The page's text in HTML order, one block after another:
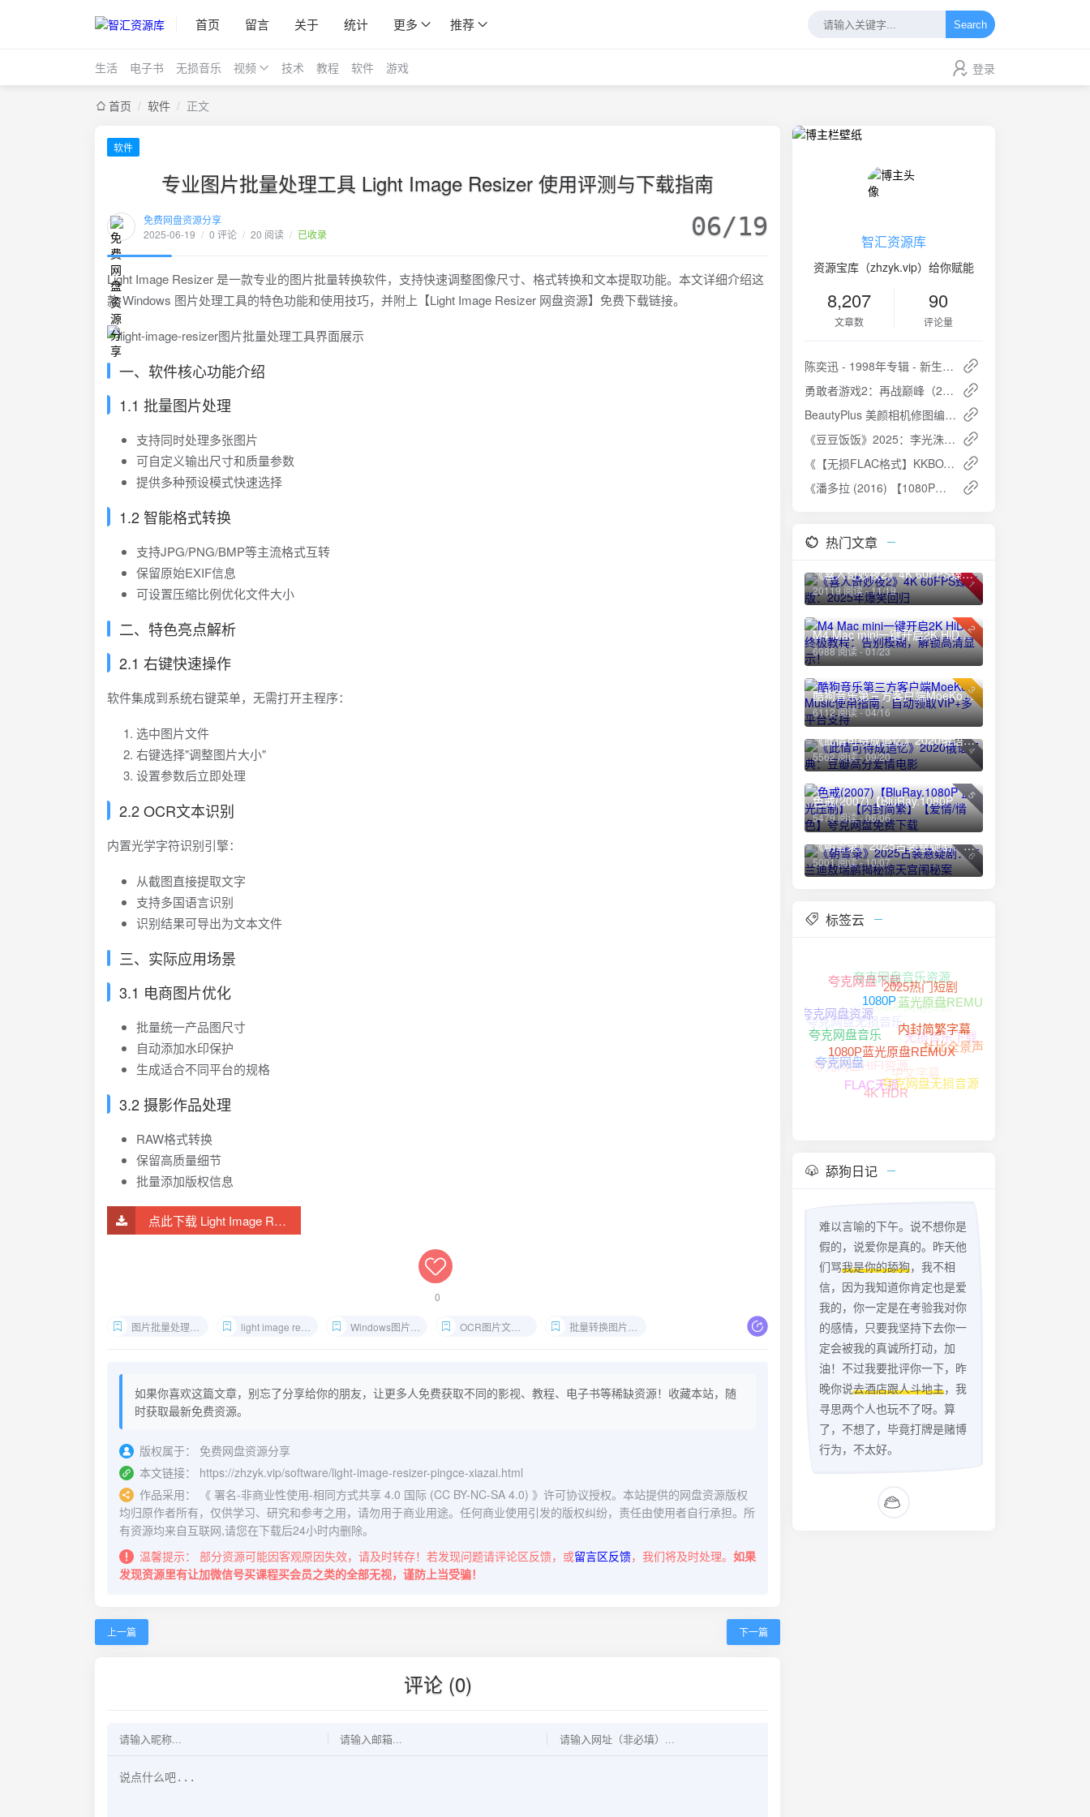
首页 留言 关于 统计 更多 推荐 Search
生活 电子书 无损音乐 视频 技术 教程 软件 游戏 登录
首页 / 软件 / 正文
软件
专业图片批量处理工具 Light Image Resizer 使用评测与下载指南
免费网盘资源分享
2025-06-19 / 0 评论 / 20 阅读 / 已收录 06/19
Light Image Resizer 是一款专业的图片批量转换软件，支持快速调整图像尺寸、格式转换和文本提取功能。本文详细介绍这
款 Windows 图片处理工具的特色功能和使用技巧，并附上【Light Image Resizer 网盘资源】免费下载链接。
一、软件核心功能介绍
1.1 批量图片处理
支持同时处理多张图片
可自定义输出尺寸和质量参数
提供多种预设模式快速选择
1.2 智能格式转换
支持JPG/PNG/BMP等主流格式互转
保留原始EXIF信息
可设置压缩比例优化文件大小
二、特色亮点解析
2.1 右键快速操作
软件集成到系统右键菜单，无需打开主程序：
选中图片文件
右键选择"调整图片大小"
设置参数后立即处理
2.2 OCR文本识别
内置光学字符识别引擎：
从截图直接提取文字
支持多国语言识别
识别结果可导出为文本文件
三、实际应用场景
3.1 电商图片优化
批量统一产品图尺寸
自动添加水印保护
生成适合不同平台的规格
3.2 摄影作品处理
RAW格式转换
保留高质量细节
批量添加版权信息
点此下载 Light Image Resizer
0
图片批量处理软件 light image resizer教程 Windows图片工具下载 OCR图片文字识别 批量转换图片格式
如果你喜欢这篇文章，别忘了分享给你的朋友，让更多人免费获取不同的影视、教程、电子书等稀缺资源！收藏本站，随
时获取最新免费资源。
版权属于：
免费网盘资源分享
本文链接：
https://zhzyk.vip/software/light-image-resizer-pingce-xiazai.html
作品采用：
《 署名-非商业性使用-相同方式共享 4.0 国际 (CC BY-NC-SA 4.0) 》许可协议授权。本站提供的网盘资源版权
均归原作者所有，仅供学习、研究和参考之用，请勿用于商业用途。任何商业使用引发的版权纠纷，责任由使用者自行承担。所
有资源均来自互联网,请您在下载后24小时内删除。
温馨提示：
部分资源可能因客观原因失效，请及时转存！若发现问题请评论区反馈，或留言区反馈，我们将及时处理。 如果
发现资源里有让加微信号买课程买会员之类的全部无视，谨防上当受骗！
上一篇 下一篇
评论 (0)
智汇资源库
资源宝库（zhzyk.vip）给你赋能
8,207
文章数
90
评论量
陈奕迅 - 1998年专辑 - 新生活音乐会现场 FLAC：经典之声，永恒回忆
勇敢者游戏2：再战巅峰（2019） 英语中英双字 1080P超清
BeautyPlus 美颜相机修图编辑，解锁高级版
《豆豆饭饭》2025：李光洙与都敬秀的美食之旅，01-05期完结官方中字【韩综】
《【无损FLAC格式】KKBOX华语新歌日榜》夸克网盘高速下载+免费资源
《潘多拉 (2016) 【1080P】韩语中字》夸克网盘高速下载+免费资源
热门文章
1
《喜人奇妙夜2》4K 60FPS臻彩版：2025年爆笑回归
20119 阅读 - 11/19
2
M4 Mac mini一键开启2K HiDPI终极教程：告别模糊，解锁高清显示！
6988 阅读 - 01/23
3
酷狗音乐第三方客户端MoeKoe Music使用指南：自动领取VIP+多平台支持
6112 阅读 - 04/16
4
《此情可待成追忆》2020俄语经典：豆瓣高分爱情电影
5562 阅读 - 09/20
5
色戒(2007)【BluRay.1080P 蓝光压制】【内封简繁】【爱情/情色】夸克网盘免费下载
5479 阅读 - 06/06
6
《朝雪录》2025古装悬疑剧：李兰迪敖瑞鹏揭秘惊天宫闱秘案
5001 阅读 - 10/07
标签云
夸克网盘无损音乐
夸克网盘资源
夸克网盘下载
夸克网盘音乐资源
1080P高清资源
1080P高清
夸克网盘HIFI资源
夸克网盘
夸克网盘音乐
1080P
2025热门短剧
蓝光原盘REMUX
无损音乐下载
中文字幕
4K HDR
FLAC无损
1080P蓝光原盘REMUX
内封简繁字幕
杜比全景声
夸克网盘无损音源
舔狗日记
难以言喻的下午。说不想你是
假的，说爱你是真的。昨天他
们骂我是你的舔狗，我不相
信，因为我知道你肯定也是爱
我的，你一定是在考验我对你
的感情，只要我坚持下去你一
定会被我的真诚所打动，加
油！不过我要批评你一下，昨
晚你说去酒店跟人斗地主，我
寻思两个人也玩不了呀。算
了，不想了，毕竟打牌是赌博
行为，不太好。